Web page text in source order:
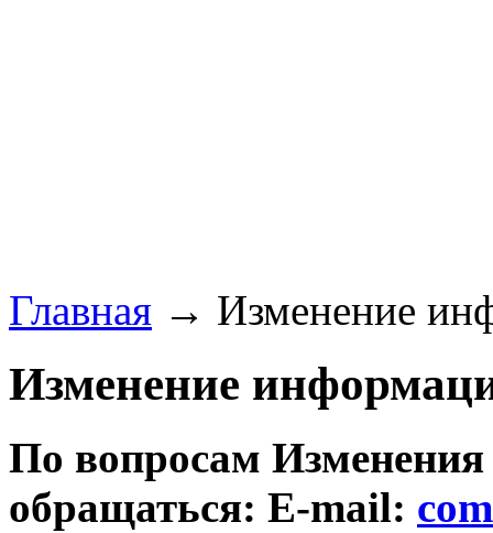
Главная → Изменение
Изменение
По вопросам
обращаться: E-mail: